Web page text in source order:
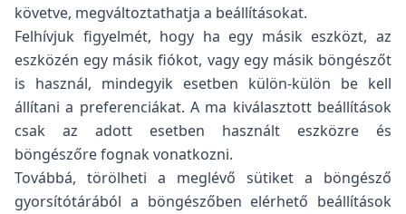
követve, megváltoztathatja a beállításokat.
Felhívjuk figyelmét, hogy ha egy másik eszközt, az
eszközén egy másik fiókot, vagy egy másik böngészőt
is használ, mindegyik esetben külön-külön be kell
állítani a preferenciákat. A ma kiválasztott beállítások
csak az adott esetben használt eszközre és
böngészőre fognak vonatkozni.
Továbbá, törölheti a meglévő sütiket a böngésző
gyorsítótárából a böngészőben elérhető beállítások